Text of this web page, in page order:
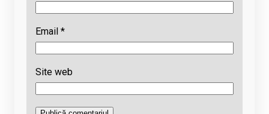
Email *
Site web